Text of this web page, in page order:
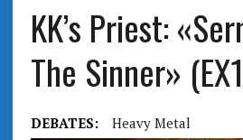
KK’s Priest:
The Sinner»
DEBATES: Heavy Metal